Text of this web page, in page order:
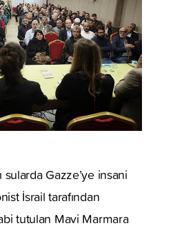
sularda Gazze’ye insani
İsrail tarafından
tutulan Mavi Marmara